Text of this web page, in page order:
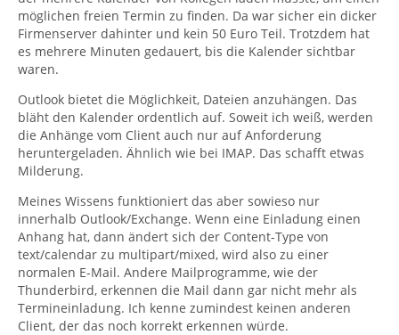
möglichen freien Termin zu finden. Da war sicher ein dicker
Firmenserver dahinter und kein 50 Euro Teil. Trotzdem hat
es mehrere Minuten gedauert, bis die Kalender sichtbar
waren.
Outlook bietet die Möglichkeit, Dateien anzuhängen. Das
bläht den Kalender ordentlich auf. Soweit ich weiß, werden
die Anhänge vom Client auch nur auf Anforderung
heruntergeladen. Ähnlich wie bei IMAP. Das schafft etwas
Milderung.
Meines Wissens funktioniert das aber sowieso nur
innerhalb Outlook/Exchange. Wenn eine Einladung einen
Anhang hat, dann ändert sich der Content-Type von
text/calendar zu multipart/mixed, wird also zu einer
normalen E-Mail. Andere Mailprogramme, wie der
Thunderbird, erkennen die Mail dann gar nicht mehr als
Termineinladung. Ich kenne zumindest keinen anderen
Client, der das noch korrekt erkennen würde.